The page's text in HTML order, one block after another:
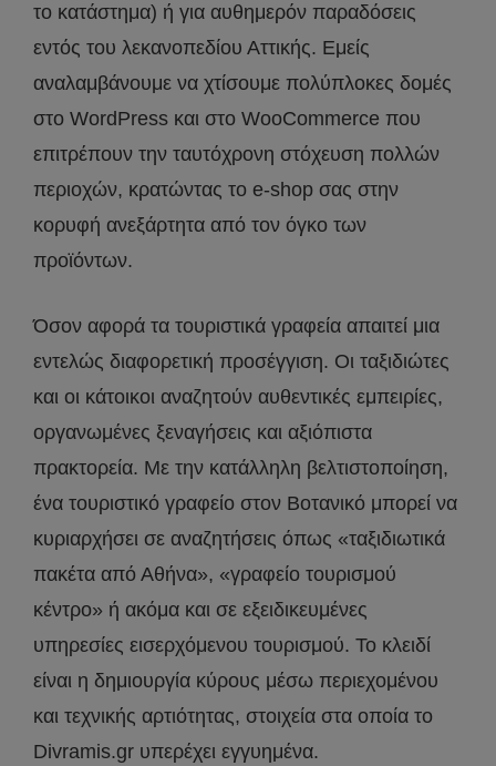
το κατάστημα) ή για αυθημερόν παραδόσεις
εντός του λεκανοπεδίου Αττικής. Εμείς
αναλαμβάνουμε να χτίσουμε πολύπλοκες δομές
στο WordPress και στο WooCommerce που
επιτρέπουν την ταυτόχρονη στόχευση πολλών
περιοχών, κρατώντας το e-shop σας στην
κορυφή ανεξάρτητα από τον όγκο των
προϊόντων.
Όσον αφορά τα τουριστικά γραφεία απαιτεί μια
εντελώς διαφορετική προσέγγιση. Οι ταξιδιώτες
και οι κάτοικοι αναζητούν αυθεντικές εμπειρίες,
οργανωμένες ξεναγήσεις και αξιόπιστα
πρακτορεία. Με την κατάλληλη βελτιστοποίηση,
ένα τουριστικό γραφείο στον Βοτανικό μπορεί να
κυριαρχήσει σε αναζητήσεις όπως «ταξιδιωτικά
πακέτα από Αθήνα», «γραφείο τουρισμού
κέντρο» ή ακόμα και σε εξειδικευμένες
υπηρεσίες εισερχόμενου τουρισμού. Το κλειδί
είναι η δημιουργία κύρους μέσω περιεχομένου
και τεχνικής αρτιότητας, στοιχεία στα οποία το
Divramis.gr υπερέχει εγγυημένα.